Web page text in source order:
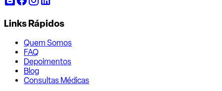
Links Rápidos
Quem Somos
FAQ
Depoimentos
Blog
Consultas Médicas